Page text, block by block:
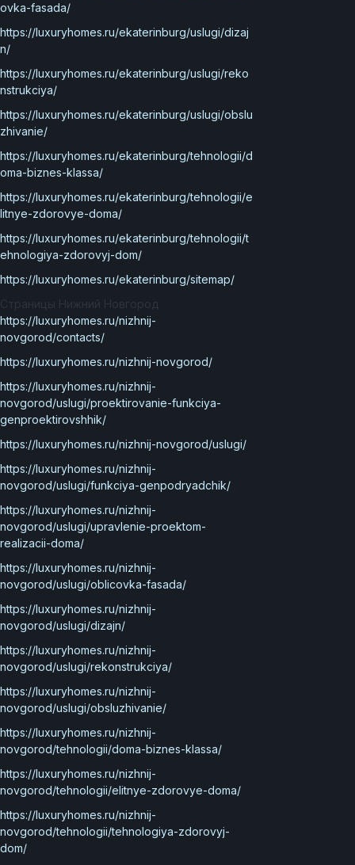
ovka-fasada/
https://luxuryhomes.ru/ekaterinburg/uslugi/dizaj
n/
https://luxuryhomes.ru/ekaterinburg/uslugi/reko
nstrukciya/
https://luxuryhomes.ru/ekaterinburg/uslugi/obslu
zhivanie/
https://luxuryhomes.ru/ekaterinburg/tehnologii/d
oma-biznes-klassa/
https://luxuryhomes.ru/ekaterinburg/tehnologii/e
litnye-zdorovye-doma/
https://luxuryhomes.ru/ekaterinburg/tehnologii/t
ehnologiya-zdorovyj-dom/
https://luxuryhomes.ru/ekaterinburg/sitemap/
Страницы Нижний Новгород
https://luxuryhomes.ru/nizhnij-
novgorod/contacts/
https://luxuryhomes.ru/nizhnij-novgorod/
https://luxuryhomes.ru/nizhnij-
novgorod/uslugi/proektirovanie-funkciya-
genproektirovshhik/
https://luxuryhomes.ru/nizhnij-novgorod/uslugi/
https://luxuryhomes.ru/nizhnij-
novgorod/uslugi/funkciya-genpodryadchik/
https://luxuryhomes.ru/nizhnij-
novgorod/uslugi/upravlenie-proektom-
realizacii-doma/
https://luxuryhomes.ru/nizhnij-
novgorod/uslugi/oblicovka-fasada/
https://luxuryhomes.ru/nizhnij-
novgorod/uslugi/dizajn/
https://luxuryhomes.ru/nizhnij-
novgorod/uslugi/rekonstrukciya/
https://luxuryhomes.ru/nizhnij-
novgorod/uslugi/obsluzhivanie/
https://luxuryhomes.ru/nizhnij-
novgorod/tehnologii/doma-biznes-klassa/
https://luxuryhomes.ru/nizhnij-
novgorod/tehnologii/elitnye-zdorovye-doma/
https://luxuryhomes.ru/nizhnij-
novgorod/tehnologii/tehnologiya-zdorovyj-
dom/